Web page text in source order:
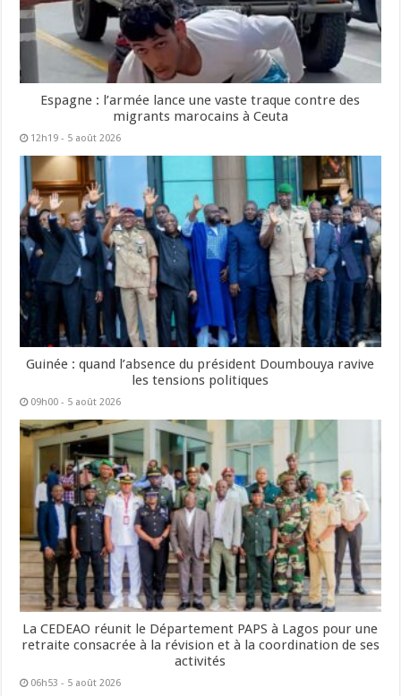
Espagne : l’armée lance une vaste traque contre des
migrants marocains à Ceuta
12h19 - 5 août 2026
Guinée : quand l’absence du président Doumbouya ravive
les tensions politiques
09h00 - 5 août 2026
La CEDEAO réunit le Département PAPS à Lagos pour une
retraite consacrée à la révision et à la coordination de ses
activités
06h53 - 5 août 2026